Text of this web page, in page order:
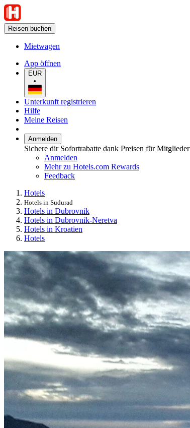
Reisen buchen
Mietwagen
App öffnen
EUR
•
Unterkunft registrieren
Hilfe
Meine Reisen
Anmelden
Sichere dir Sofortrabatte dank Preisen für Mitglieder
Anmelden
Mehr zu Hotels.com Rewards
Feedback
Hotels
Hotels in Sudurad
Hotels in Dubrovnik
Hotels in Dubrovnik-Neretva
Hotels in Kroatien
Hotels